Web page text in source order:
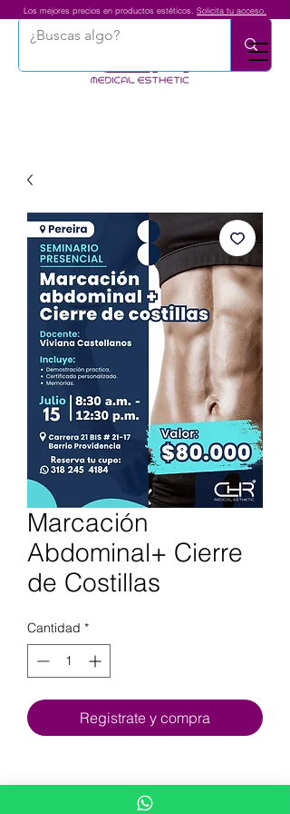
Los mejores precios en productos estéticos. Solicita tu acceso.
Marcación
Abdominal+ Cierre
de Costillas
Cantidad *
Registrate y compra